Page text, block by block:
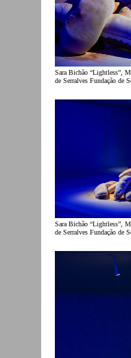
Sara Bichão “Lightless”,
de Serralves Fundação de
Sara Bichão “Lightless”,
de Serralves Fundação de